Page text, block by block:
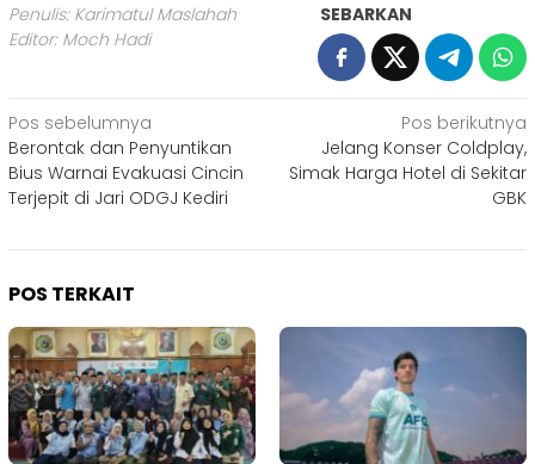
Penulis: Karimatul Maslahah
Editor: Moch Hadi
SEBARKAN
Navigasi
pos
Pos sebelumnya
Berontak dan Penyuntikan
Bius Warnai Evakuasi Cincin
Terjepit di Jari ODGJ Kediri
Pos berikutnya
Jelang Konser Coldplay,
Simak Harga Hotel di Sekitar
GBK
POS TERKAIT